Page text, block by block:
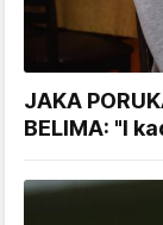
JAKA
BELIMA: "I